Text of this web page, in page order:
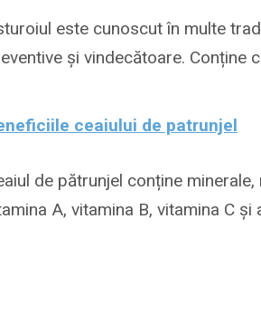
este cunoscut în multe
și vindecătoare. Conține
ceaiului de patrunjel
de pătrunjel conține
A, vitamina B, vitamina C și